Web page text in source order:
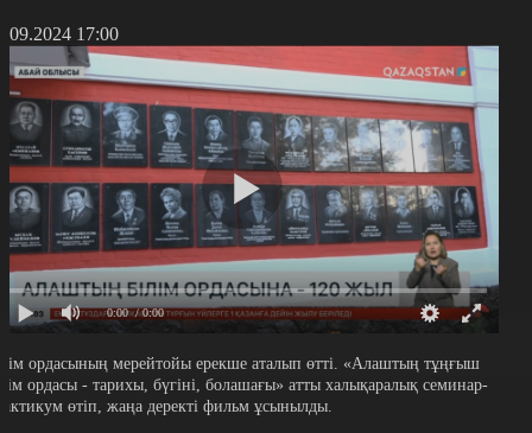
17:00
0:00 / 0:00
ордасының мерейтойы ерекше аталып өтті. «Алаштың тұңғыш
ордасы - тарихы, бүгіні, болашағы» атты халықаралық семинар-
өтіп, жаңа деректі фильм ұсынылды.